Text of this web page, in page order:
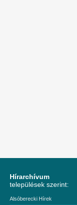
Hírarchívum
települések szerint:
Alsóberecki Hírek